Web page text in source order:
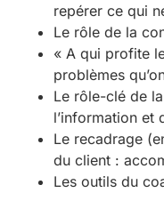
repérer ce qui
Le rôle de la
« A qui profite
problèmes
Le rôle-clé de
l’information et
Le recadrage
du client :
Les outils du